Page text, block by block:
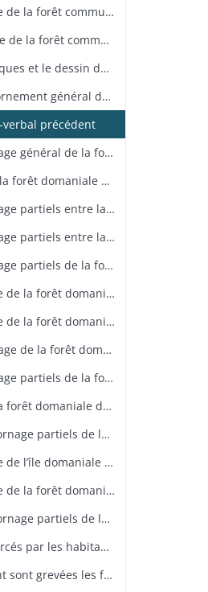
Procès-verbal de délimitation partielle de la forêt communale deRimbach-près-Guebwiller
Procès-verbal de délimitation générale de la forêt communaled’Aspach
Instructions sur les levers topographiques et le dessin des plans
Procès-verbal de délimitation et d’abornement général de la forêtdomaniale de Linthal prévôtale
verbal précédent
Procès-verbal de délimitation et bornage général de la forêtdomaniale de Murbach
Procès-verbal de bornage général de la forêt domaniale deLinthal prévôtale
Procès-verbal de délimitation et bornage partiels entre la forêt domaniale de Linthal reculée et la métairie de l’Oberlauchen appartenant par indivis aux communes de Lautenbach et Linthal
Procès-verbal de délimitation et bornage partiels entre la forêt domaniale de Murbach et la forêt communale de Murbach
Procès-verbal de délimitation et bornage partiels de la forêt domaniale de Murbach
Procès-verbal de délimitation partielle de la forêt domaniale de Lautenbach-Zell
Procès-verbal de délimitation partielle de la forêt domaniale de Lautenbach
Procès-verbal de délimitation et bornage de la forêt domaniale de Wilsbach
Procès-verbal de délimitation et bornage partiels de la forêt domaniale de Riquewihr
Procès-verbal de bornage partiel de la forêt domaniale de la Glasshütte
Procès-verbal de délimitation et de bornage partiels de la forêt domaniale du Herrenberg
Procès-verbal de délimitation partielle de l’île domaniale de Schliengeneinerau
Procès-verbal de délimitation partielle de la forêt domaniale du Kastenwald
Procès-verbal de délimitation et de bornage partiels de la forêt domaniale de Lucelle
Cantonnement des droits d’usage exercés par les habitants de Murbach dans la forêt domaniale de Murbach
Cantonnement des droits d’usage dont sont grevées les forêts domaniales situées sur les bans de Lautenbach et Linthal